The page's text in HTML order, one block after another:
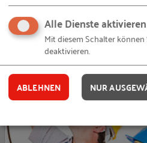
Es gibt gute Gründe, den
zu verstärken und ihre
voranzutreiben. Frauen bringen
01.01.2013
Alle Dienste
Mit diesem Schalter
deaktivieren.
ABLEHNEN NUR